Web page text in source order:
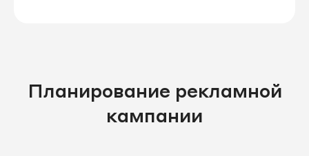
Планирование рекламной
кампании